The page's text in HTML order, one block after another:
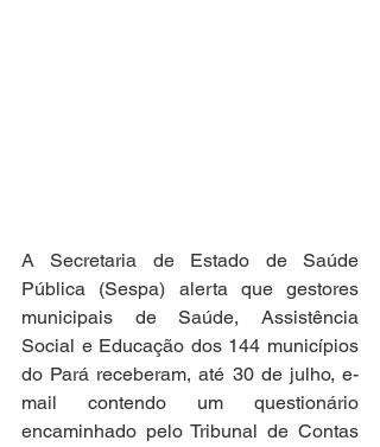
A Secretaria de Estado de Saúde
Pública (Sespa) alerta que gestores
municipais de Saúde, Assistência
Social e Educação dos 144 municípios
do Pará receberam, até 30 de julho, e-
mail contendo um questionário
encaminhado pelo Tribunal de Contas